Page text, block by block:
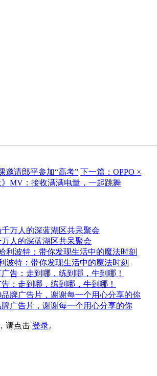
邀请郎平参加“高考” 下一篇：OPPO ×
MV：接收满满电量，一起跳舞
人的深蓝湖区共呆聚会
波特：带你发现生活中的魔法时刻
：走到哪，练到哪，牛到哪！
牌广告片，谢谢每一个用心分享的你
请点击 登录。